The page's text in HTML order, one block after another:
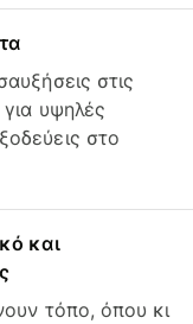
στις
για υψηλές
στο
και
τόπο, όπου κι